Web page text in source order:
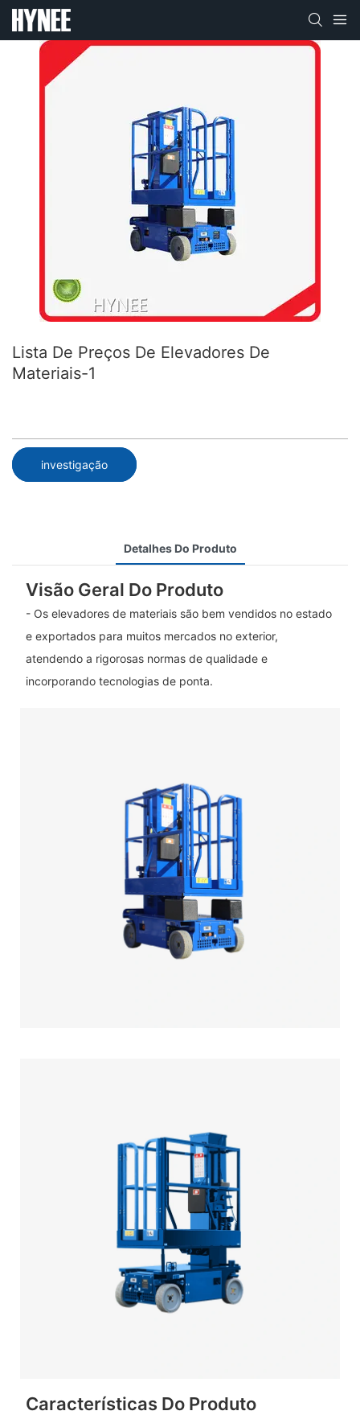
Lista De Preços De Elevadores De
Materiais-1
investigação
Detalhes Do Produto
Visão Geral Do Produto
- Os elevadores de materiais são bem vendidos no estado
e exportados para muitos mercados no exterior,
atendendo a rigorosas normas de qualidade e
incorporando tecnologias de ponta.
Características Do Produto